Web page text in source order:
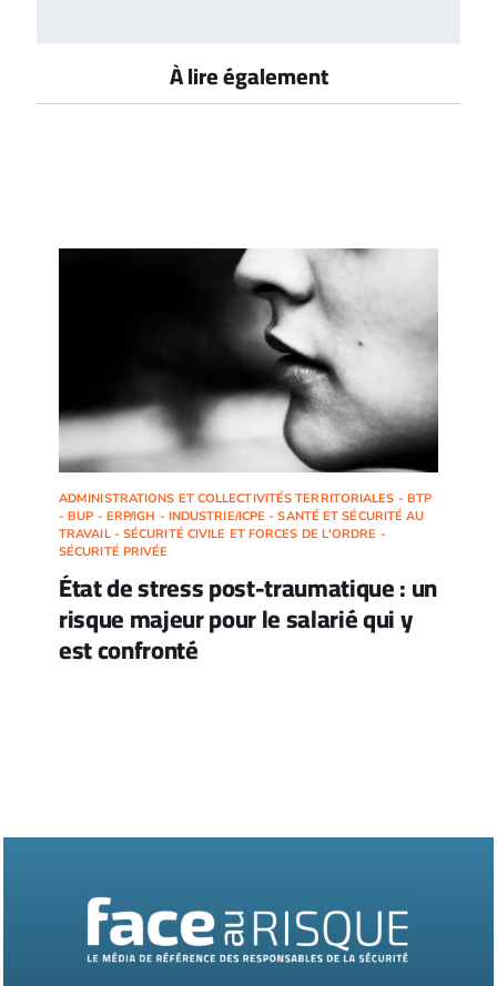
À lire également
ADMINISTRATIONS ET COLLECTIVITÉS TERRITORIALES - BTP
- BUP - ERP/IGH - INDUSTRIE/ICPE - SANTÉ ET SÉCURITÉ AU
TRAVAIL - SÉCURITÉ CIVILE ET FORCES DE L'ORDRE -
SÉCURITÉ PRIVÉE
État de stress post-traumatique : un
risque majeur pour le salarié qui y
est confronté